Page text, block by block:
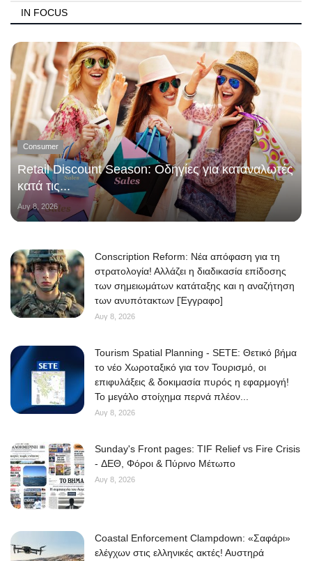
IN FOCUS
Consumer
Retail Discount Season: Οδηγίες για καταναλωτές
κατά τις...
Αυγ 8, 2026
Conscription Reform: Νέα απόφαση για τη
στρατολογία! Αλλάζει η διαδικασία επίδοσης
των σημειωμάτων κατάταξης και η αναζήτηση
των ανυπότακτων [Έγγραφο]
Αυγ 8, 2026
Tourism Spatial Planning - SETE: Θετικό βήμα
το νέο Χωροταξικό για τον Τουρισμό, οι
επιφυλάξεις & δοκιμασία πυρός η εφαρμογή!
Το μεγάλο στοίχημα περνά πλέον...
Αυγ 8, 2026
Sunday's Front pages: TIF Relief vs Fire Crisis
- ΔΕΘ, Φόροι & Πύρινο Μέτωπο
Αυγ 8, 2026
Coastal Enforcement Clampdown: «Σαφάρι»
ελέγχων στις ελληνικές ακτές! Αυστηρά